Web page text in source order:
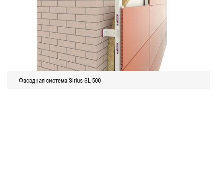
Фасадная система Sirius-SL-500